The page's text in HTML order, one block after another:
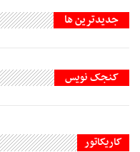
جديدترين ها
کنجک نویس
کاریکاتور